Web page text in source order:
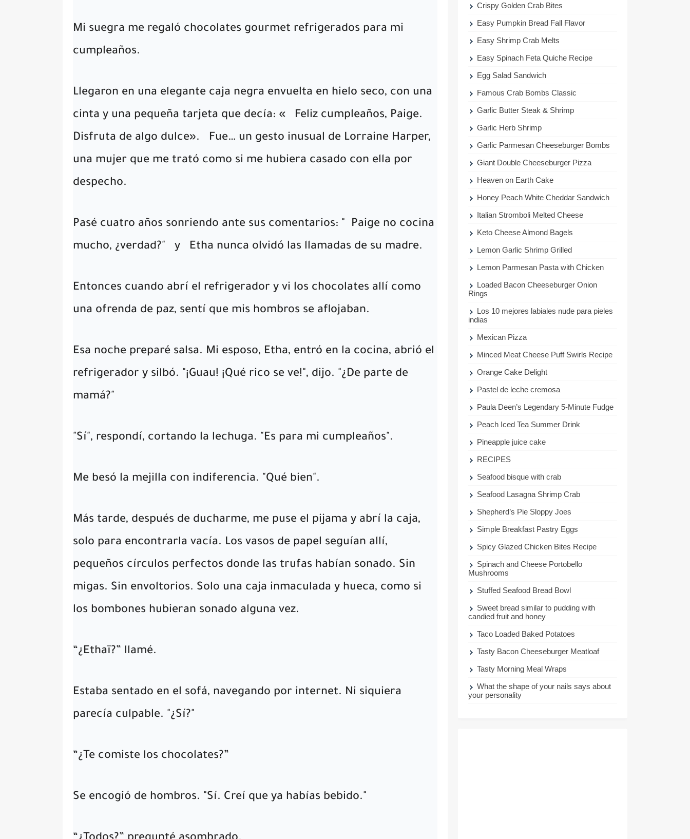
Mi suegra me regaló chocolates gourmet refrigerados para mi
cumpleaños.
Llegaron en una elegante caja negra envuelta en hielo seco, con una
cinta y una pequeña tarjeta que decía: « Feliz cumpleaños, Paige.
Disfruta de algo dulce». Fue… un gesto inusual de Lorraine Harper,
una mujer que me trató como si me hubiera casado con ella por
despecho.
Pasé cuatro años sonriendo ante sus comentarios: " Paige no cocina
mucho, ¿verdad?" y Etha nunca olvidó las llamadas de su madre.
Entonces cuando abrí el refrigerador y vi los chocolates allí como
una ofrenda de paz, sentí que mis hombros se aflojaban.
Esa noche preparé salsa. Mi esposo, Etha, entró en la cocina, abrió el
refrigerador y silbó. "¡Guau! ¡Qué rico se ve!", dijo. "¿De parte de
mamá?"
"Sí", respondí, cortando la lechuga. "Es para mi cumpleaños".
Me besó la mejilla con indiferencia. "Qué bien".
Más tarde, después de ducharme, me puse el pijama y abrí la caja,
solo para encontrarla vacía. Los vasos de papel seguían allí,
pequeños círculos perfectos donde las trufas habían sonado. Sin
migas. Sin envoltorios. Solo una caja inmaculada y hueca, como si
los bombones hubieran sonado alguna vez.
“¿Ethaï?” llamé.
Estaba sentado en el sofá, navegando por internet. Ni siquiera
parecía culpable. "¿Sí?"
“¿Te comiste los chocolates?”
Se encogió de hombros. "Sí. Creí que ya habías bebido."
Crispy Golden Crab Bites
Easy Pumpkin Bread Fall Flavor
Easy Shrimp Crab Melts
Easy Spinach Feta Quiche Recipe
Egg Salad Sandwich
Famous Crab Bombs Classic
Garlic Butter Steak & Shrimp
Garlic Herb Shrimp
Garlic Parmesan Cheeseburger Bombs
Giant Double Cheeseburger Pizza
Heaven on Earth Cake
Honey Peach White Cheddar Sandwich
Italian Stromboli Melted Cheese
Keto Cheese Almond Bagels
Lemon Garlic Shrimp Grilled
Lemon Parmesan Pasta with Chicken
Loaded Bacon Cheeseburger Onion
Rings
Los 10 mejores labiales nude para pieles
indias
Mexican Pizza
Minced Meat Cheese Puff Swirls Recipe
Orange Cake Delight
Pastel de leche cremosa
Paula Deen’s Legendary 5-Minute Fudge
Peach Iced Tea Summer Drink
Pineapple juice cake
RECIPES
Seafood bisque with crab
Seafood Lasagna Shrimp Crab
Shepherd’s Pie Sloppy Joes
Simple Breakfast Pastry Eggs
Spicy Glazed Chicken Bites Recipe
Spinach and Cheese Portobello
Mushrooms
Stuffed Seafood Bread Bowl
Sweet bread similar to pudding with
candied fruit and honey
Taco Loaded Baked Potatoes
Tasty Bacon Cheeseburger Meatloaf
Tasty Morning Meal Wraps
What the shape of your nails says about
your personality